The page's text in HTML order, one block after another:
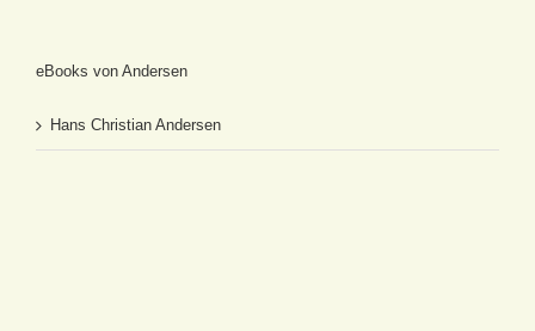
eBooks von Andersen
Hans Christian Andersen